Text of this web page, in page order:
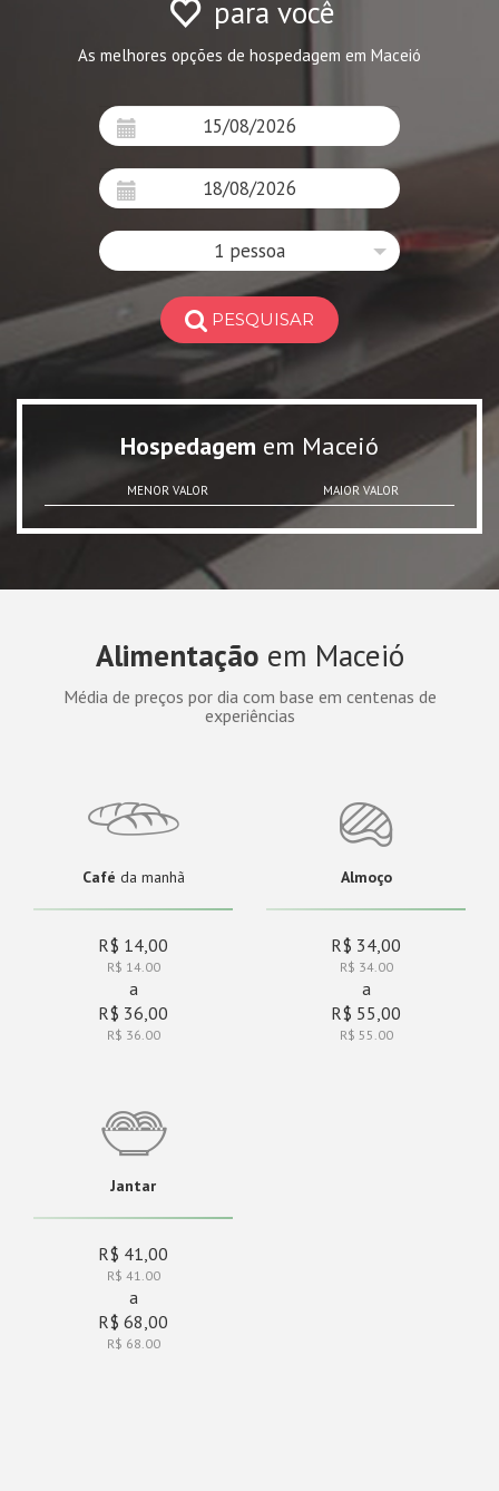
para você
As melhores opções de hospedagem em Maceió
1 pessoa
PESQUISAR
Hospedagem em Maceió
MENOR VALOR MAIOR VALOR
Alimentação em Maceió
Média de preços por dia com base em centenas de
experiências
Café da manhã
R$ 14,00
R$ 14.00
a
R$ 36,00
R$ 36.00
Almoço
R$ 34,00
R$ 34.00
a
R$ 55,00
R$ 55.00
Jantar
R$ 41,00
R$ 41.00
a
R$ 68,00
R$ 68.00